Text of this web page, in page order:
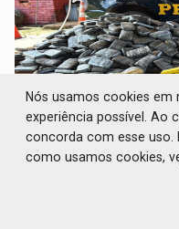
BR-364: Polícia
tonelada de
Nós usamos cookies
experiência possível. Ao
concorda com esse uso.
como usamos cookies,